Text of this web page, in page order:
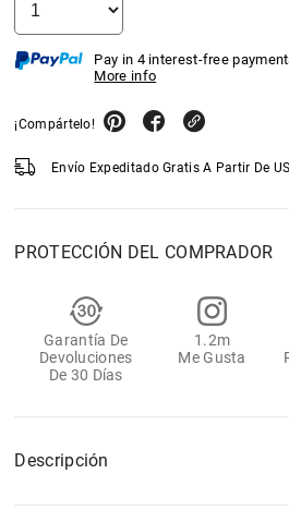
Pay in 4 interest-free
More info
¡Compártelo!
Envío Expeditado Gratis A Partir De
PROTECCIÓN DEL COMPRADOR
Garantía De
Devoluciones
De 30 Días
1.2m
Me Gusta
Descripción